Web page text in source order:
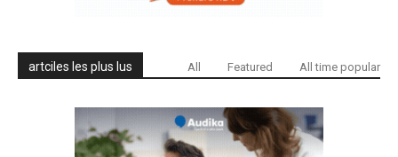
artciles les plus lus All Featured All time popular